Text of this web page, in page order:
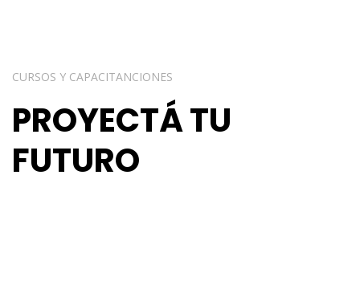
CURSOS Y CAPACITANCIONES
PROYECTÁ TU
FUTURO